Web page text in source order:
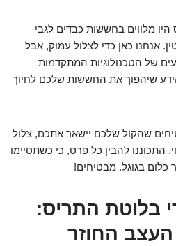
מלווים בחששות כבדים לגבי
אנחנו כאן כדי לצלול עמוק, אבל
של הטכנולוגיות המתקדמות
שיהפוך את החששות שלכם לחיוך
שהקול שלכם יישאר אתכם, צלול
התכוננו להבין כל פרט, כי כשתסיימו
כלום בגוגל. מבטיחים!
בלוטת התריס:
החוזר